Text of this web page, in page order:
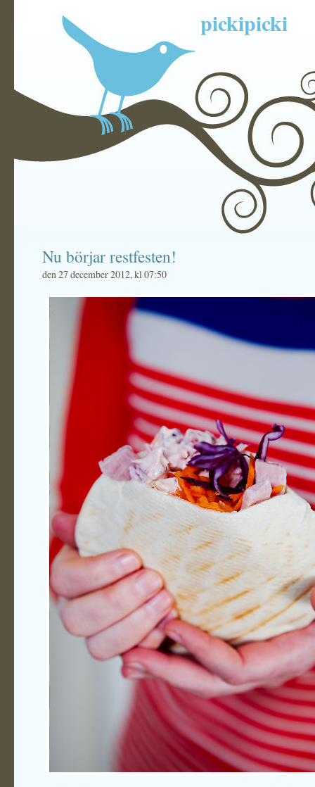
pickipicki
Nu börjar restfesten!
den 27 december 2012, kl 07:50